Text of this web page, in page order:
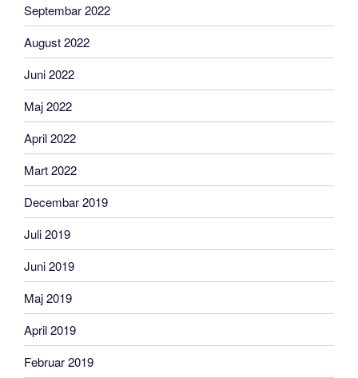
Septembar 2022
August 2022
Juni 2022
Maj 2022
April 2022
Mart 2022
Decembar 2019
Juli 2019
Juni 2019
Maj 2019
April 2019
Februar 2019